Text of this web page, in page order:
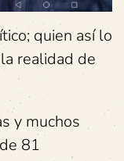
quien así lo
realidad de
y muchos
81